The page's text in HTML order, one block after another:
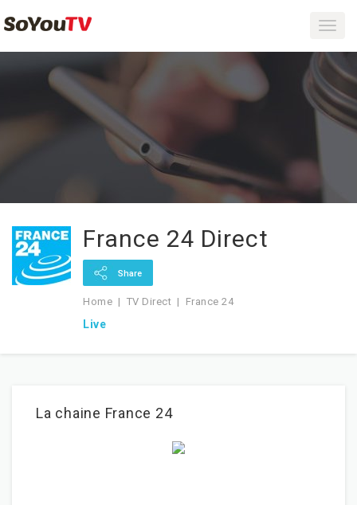
France 24 Direct
Share
Home TV Direct France 24
Live
La chaine France 24